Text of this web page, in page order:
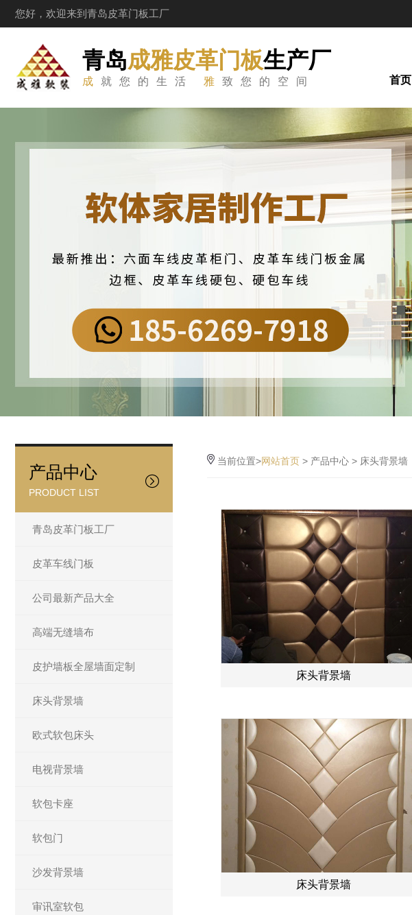
您好，欢迎来到青岛皮革门板工厂
青岛成雅皮革门板生产厂
成 就您的生活 雅 致您的空间 首页
产品中心
PRODUCT LIST
青岛皮革门板工厂
皮革车线门板
公司最新产品大全
高端无缝墙布
皮护墙板全屋墙面定制
床头背景墙
欧式软包床头
电视背景墙
软包卡座
软包门
沙发背景墙
审讯室软包
当前位置>网站首页 > 产品中心 > 床头背景墙
床头背景墙
床头背景墙